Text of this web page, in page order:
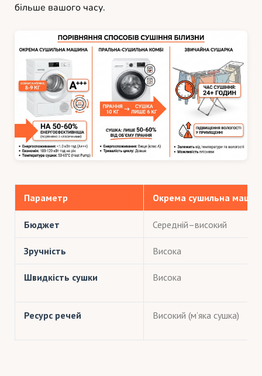
більше вашого часу.
Параметр Окрема сушильна
Бюджет Середній–високий
Зручність Висока
Швидкість сушки Висока
Ресурс речей Високий (м’яка сушка)